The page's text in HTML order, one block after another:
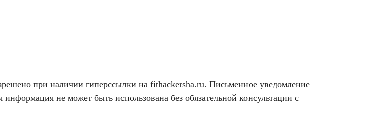
при наличии гиперссылки на fithackersha.ru. Письменное уведомление
не может быть использована без обязательной консультации с